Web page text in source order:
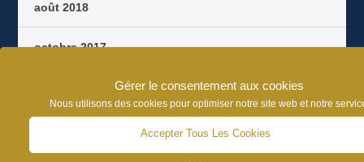
Gérer le consentement aux cookies
Nous utilisons des cookies pour optimiser notre site web et notre
Accepter Tous Les Cookies
août 2018
octobre 2017
septembre 2017